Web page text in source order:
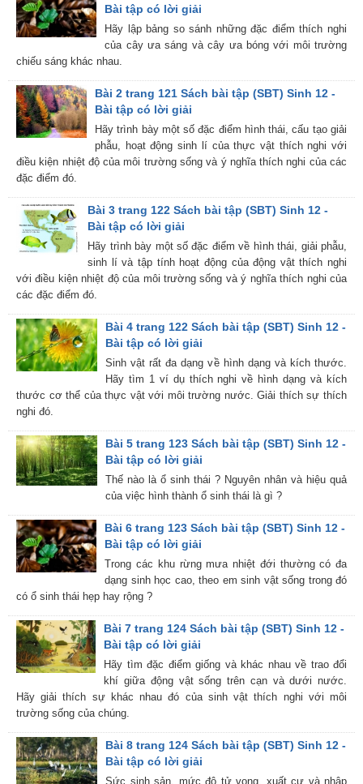
Bài tập có lời giải
Hãy lập bảng so sánh những đặc điểm thích nghi
của cây ưa sáng và cây ưa bóng với môi trường
chiếu sáng khác nhau.
Bài 2 trang 121 Sách bài tập (SBT) Sinh 12 -
Bài tập có lời giải
Hãy trình bày một số đặc điểm hình thái, cấu tạo giải
phẫu, hoạt động sinh lí của thực vật thích nghi với
điều kiện nhiệt độ của môi trường sống và ý nghĩa thích nghi của các
đặc điểm đó.
Bài 3 trang 122 Sách bài tập (SBT) Sinh 12 -
Bài tập có lời giải
Hãy trình bày một số đặc điểm về hình thái, giải phẫu,
sinh lí và tập tính hoạt động của động vật thích nghi
với điều kiện nhiệt độ của môi trường sống và ý nghĩa thích nghi của
các đặc điểm đó.
Bài 4 trang 122 Sách bài tập (SBT) Sinh 12 -
Bài tập có lời giải
Sinh vật rất đa dạng về hình dạng và kích thước.
Hãy tìm 1 ví dụ thích nghi về hình dạng và kích
thước cơ thể của thực vật với môi trường nước. Giải thích sự thích
nghi đó.
Bài 5 trang 123 Sách bài tập (SBT) Sinh 12 -
Bài tập có lời giải
Thế nào là ổ sinh thái ? Nguyên nhân và hiệu quả
của việc hình thành ổ sinh thái là gì ?
Bài 6 trang 123 Sách bài tập (SBT) Sinh 12 -
Bài tập có lời giải
Trong các khu rừng mưa nhiệt đới thường có đa
dạng sinh học cao, theo em sinh vật sống trong đó
có ổ sinh thái hẹp hay rộng ?
Bài 7 trang 124 Sách bài tập (SBT) Sinh 12 -
Bài tập có lời giải
Hãy tìm đặc điểm giống và khác nhau về trao đổi
khí giữa động vật sống trên cạn và dưới nước.
Hãy giải thích sự khác nhau đó của sinh vật thích nghi với môi
trường sống của chúng.
Bài 8 trang 124 Sách bài tập (SBT) Sinh 12 -
Bài tập có lời giải
Sức sinh sản, mức độ tử vong, xuất cư và nhập